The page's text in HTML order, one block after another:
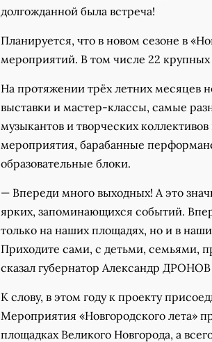
долгожданной была встреча!
Планируется, что в новом сезоне в
мероприятий. В том числе 22
На протяжении трёх летних месяцев
выставки и мастер-классы, самые
музыкантов и творческих
мероприятия, барабанные
образовательные блоки.
— Впереди много выходных! А это
ярких, запоминающихся событий.
только на наших площадях, но и в
Приходите сами, с детьми, семьями,
сказал губернатор Александр
К слову, в этом году к проекту
Мероприятия «Новгородского лета»
площадках Великого Новгорода, а